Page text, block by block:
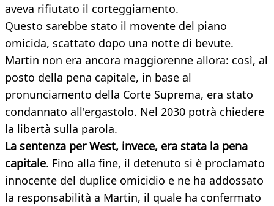
aveva rifiutato il corteggiamento.
Questo sarebbe stato il movente del piano
omicida, scattato dopo una notte di bevute.
Martin non era ancora maggiorenne allora: così, al
posto della pena capitale, in base al
pronunciamento della Corte Suprema, era stato
condannato all'ergastolo. Nel 2030 potrà chiedere
la libertà sulla parola.
La sentenza per West, invece, era stata la pena
capitale. Fino alla fine, il detenuto si è proclamato
innocente del duplice omicidio e ne ha addossato
la responsabilità a Martin, il quale ha confermato